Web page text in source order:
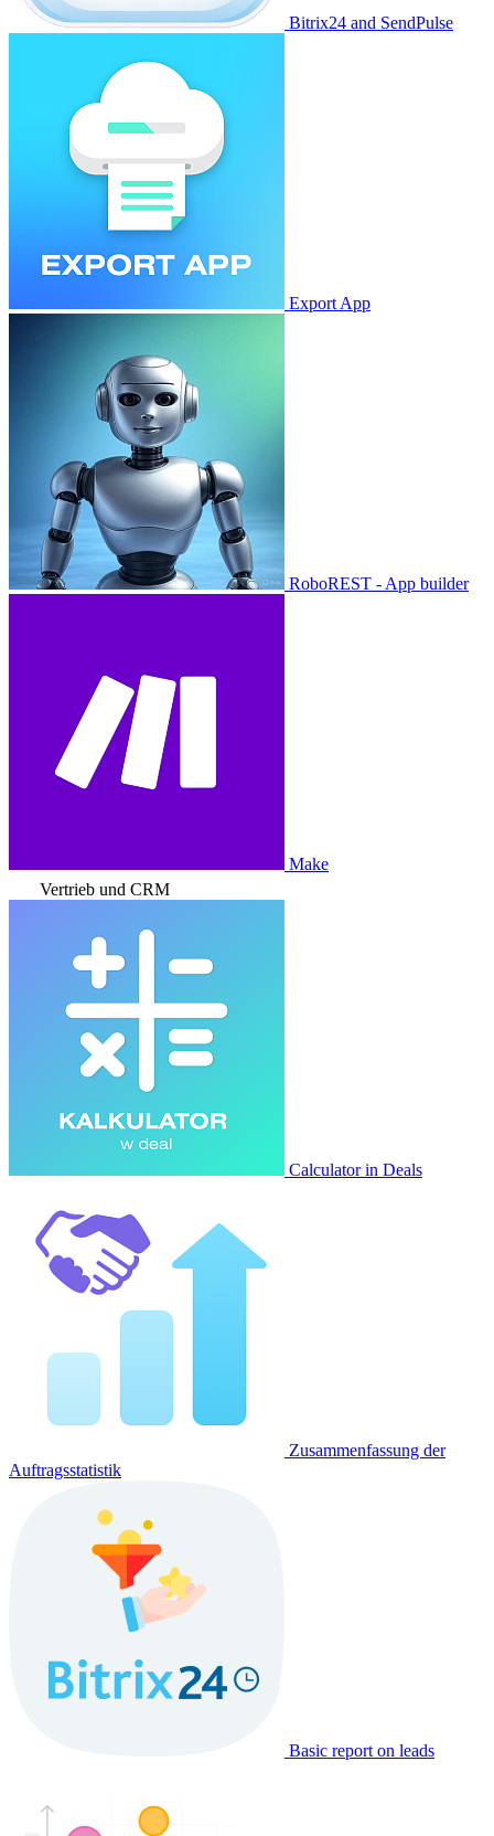
Bitrix24 and SendPulse
Export App
RoboREST - App builder
Make
Vertrieb und CRM
Calculator in Deals
Zusammenfassung der
Auftragsstatistik
Basic report on leads